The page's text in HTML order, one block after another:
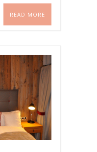
READ MORE